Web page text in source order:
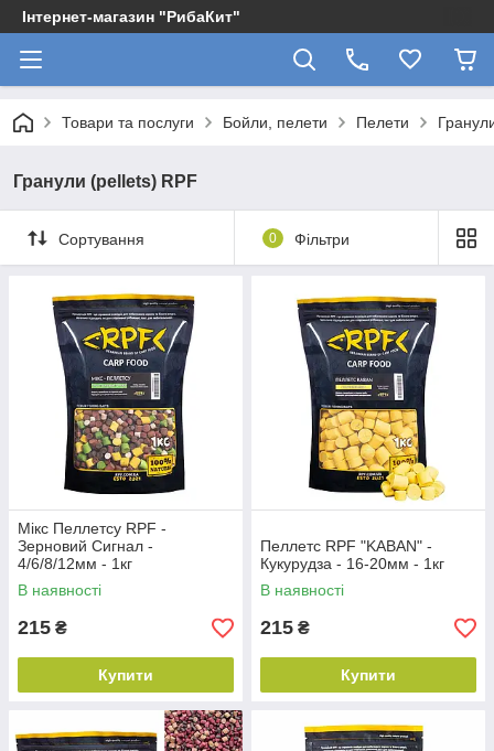
Інтернет-магазин "РибаКит"
Товари та послуги Бойли, пелети Пелети
Гранули (pellets) RPF
Сортування 0 Фільтри
Мікс Пеллетсу RPF -
Зерновий Сигнал -
4/6/8/12мм - 1кг
В наявності
215 ₴
Купити
Пеллетс RPF "KABAN" -
Кукурудза - 16-20мм - 1кг
В наявності
215 ₴
Купити